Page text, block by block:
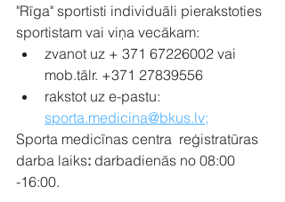
"Rīga" sportisti individuāli pierakstoties
sportistam vai viņa vecākam:
zvanot uz + 371 67226002 vai
mob.tālr. +371 27839556
rakstot uz e-pastu:
sporta.medicina@bkus.lv;
Sporta medicīnas centra  reģistratūras
darba laiks: darbadienās no 08:00
-16:00.